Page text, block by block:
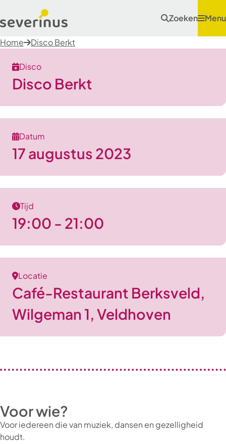
Zoeken Menu
Home Disco Berkt
Disco
Disco Berkt
Datum
17 augustus 2023
Tijd
19:00 - 21:00
Locatie
Café-Restaurant Berksveld,
Wilgeman 1, Veldhoven
Voor wie?
Voor iedereen die van muziek, dansen en gezelligheid
houdt.